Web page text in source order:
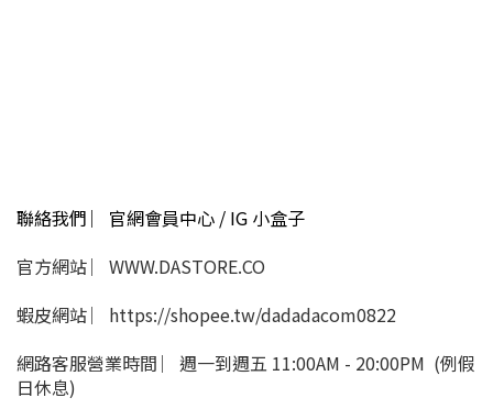
聯絡我們 ︳官網會員中心 / IG 小盒子
官方網站 ︳WWW.DASTORE.CO
蝦皮網站 ︳https://shopee.tw/dadadacom0822
網路客服營業時間 ︳週一到週五 11:00AM - 20:00PM (例假
日休息)